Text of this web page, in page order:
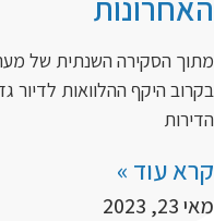
האחרונות
בקרוב היקף ההלוואות לדיור
הדירות
קרא עוד »
מאי 23, 2023